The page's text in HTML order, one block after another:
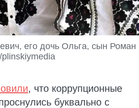
его дочь Ольга, сын Роман
, что коррупционные
буквально с